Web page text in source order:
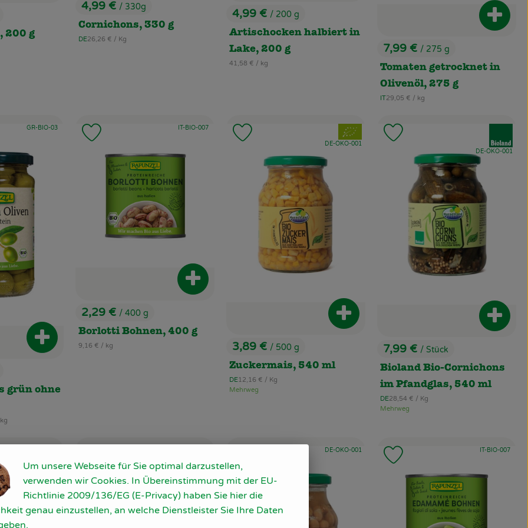
200 g
, Preis:
4,99 € / 330g
Cornichons, 330 g
, Herkunft:
DE, Referenzpreis:
26,26 € / Kg
, Preis:
4,99 € / 200 g
Artischocken halbiert in
Lake, 200 g
, Referenzpreis:
41,58 € / kg
, Preis:
7,99 € / 275 g
Tomaten getrocknet in
Olivenöl, 275 g
, Herkunft:
IT, Referenzpreis:
29,05 € / kg
grün ohne
Produkt zum Warenkorb hinzufügen
, Kontrollstelle:
GR-BIO-03
Favouriten hinzufügen
, Preis:
2,29 € / 400 g
Borlotti Bohnen, 400 g
, Referenzpreis:
9,16 € / kg
Produkt zum Warenkorb hinzufügen
, Kontrollstelle:
IT-BIO-007
Produkt zu Favouriten hinzufügen
, Preis:
3,89 € / 500 g
Zuckermais, 540 ml
, Herkunft:
DE, Referenzpreis:
12,16 € / Kg
Mehrweg
Produkt zum Warenkorb hinzufügen
, Verband:
, Kontrollstelle:
DE-ÖKO-001
Produkt zu Favouriten hinzufügen
, Preis:
7,99 € / Stück
Bioland Bio-Cornichons
im Pfandglas, 540 ml
, Herkunft:
DE, Referenzpreis:
28,54 € / Kg
Mehrweg
, Kontrollstelle:
DE-ÖKO-001
Produkt zu Favouriten
NL-BIO-01
Favouriten hinzufügen
, Kontrollstelle:
DE-ÖKO-001
Produkt zu Favouriten hinzufügen
, Kontrollstelle:
IT-BIO-007
Um unsere Webseite für Sie optimal darzustellen,
verwenden wir Cookies. In Übereinstimmung mit der EU-
Richtlinie 2009/136/EG (E-Privacy) haben Sie hier die
genau einzustellen, an welche Dienstleister Sie Ihre Daten